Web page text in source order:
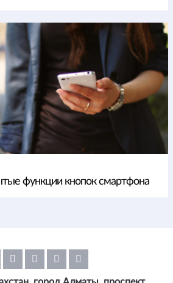
функции кнопок смартфона